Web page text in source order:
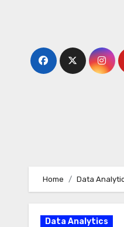
Home Data
Data Analytics